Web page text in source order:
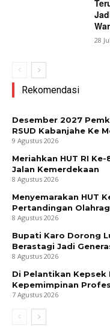
28
Rekomendasi
Desember 2027
RSUD Kabanjahe Ke
9 Agustus 2026
Meriahkan HUT RI
Jalan Kemerdekaan
8 Agustus 2026
Menyemarakan HUT
Pertandingan
8 Agustus 2026
Bupati Karo Dorong
Berastagi Jadi
8 Agustus 2026
Di Pelantikan
Kepemimpinan
7 Agustus 2026